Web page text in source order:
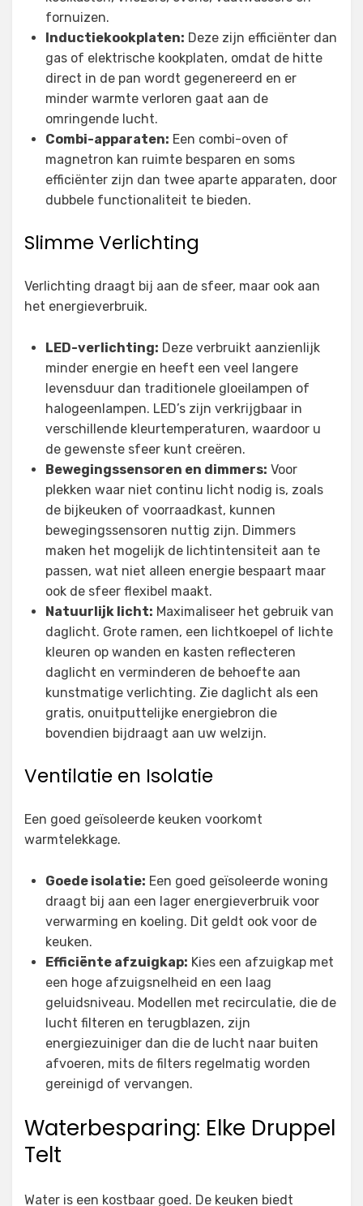
fornuizen.
Inductiekookplaten: Deze zijn efficiënter dan
gas of elektrische kookplaten, omdat de hitte
direct in de pan wordt gegenereerd en er
minder warmte verloren gaat aan de
omringende lucht.
Combi-apparaten: Een combi-oven of
magnetron kan ruimte besparen en soms
efficiënter zijn dan twee aparte apparaten, door
dubbele functionaliteit te bieden.
Slimme Verlichting
Verlichting draagt bij aan de sfeer, maar ook aan
het energieverbruik.
LED-verlichting: Deze verbruikt aanzienlijk
minder energie en heeft een veel langere
levensduur dan traditionele gloeilampen of
halogeenlampen. LED’s zijn verkrijgbaar in
verschillende kleurtemperaturen, waardoor u
de gewenste sfeer kunt creëren.
Bewegingssensoren en dimmers: Voor
plekken waar niet continu licht nodig is, zoals
de bijkeuken of voorraadkast, kunnen
bewegingssensoren nuttig zijn. Dimmers
maken het mogelijk de lichtintensiteit aan te
passen, wat niet alleen energie bespaart maar
ook de sfeer flexibel maakt.
Natuurlijk licht: Maximaliseer het gebruik van
daglicht. Grote ramen, een lichtkoepel of lichte
kleuren op wanden en kasten reflecteren
daglicht en verminderen de behoefte aan
kunstmatige verlichting. Zie daglicht als een
gratis, onuitputtelijke energiebron die
bovendien bijdraagt aan uw welzijn.
Ventilatie en Isolatie
Een goed geïsoleerde keuken voorkomt
warmtelekkage.
Goede isolatie: Een goed geïsoleerde woning
draagt bij aan een lager energieverbruik voor
verwarming en koeling. Dit geldt ook voor de
keuken.
Efficiënte afzuigkap: Kies een afzuigkap met
een hoge afzuigsnelheid en een laag
geluidsniveau. Modellen met recirculatie, die de
lucht filteren en terugblazen, zijn
energiezuiniger dan die de lucht naar buiten
afvoeren, mits de filters regelmatig worden
gereinigd of vervangen.
Waterbesparing: Elke Druppel
Telt
Water is een kostbaar goed. De keuken biedt